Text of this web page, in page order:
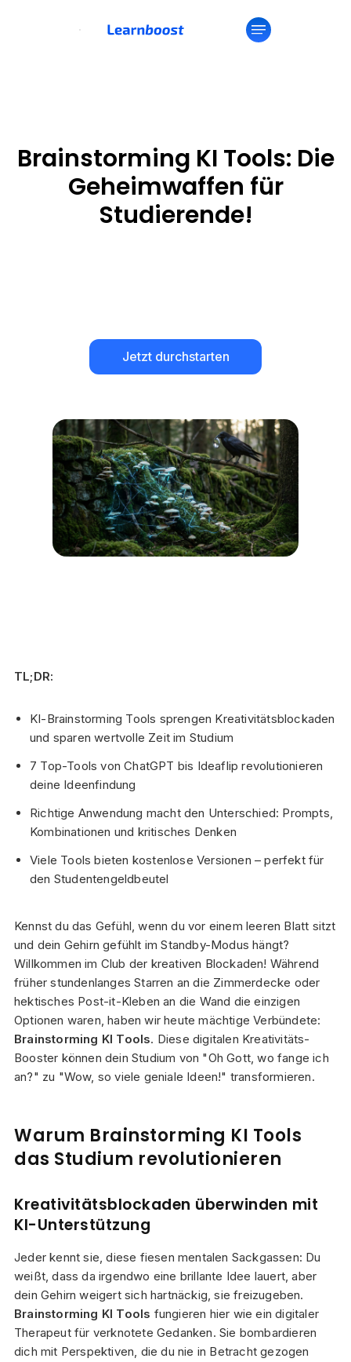
Brainstorming KI Tools: Die
Geheimwaffen für
Studierende!
Jetzt durchstarten
TL;DR:
KI-Brainstorming Tools sprengen Kreativitätsblockaden
und sparen wertvolle Zeit im Studium
7 Top-Tools von ChatGPT bis Ideaflip revolutionieren
deine Ideenfindung
Richtige Anwendung macht den Unterschied: Prompts,
Kombinationen und kritisches Denken
Viele Tools bieten kostenlose Versionen – perfekt für
den Studentengeldbeutel
Kennst du das Gefühl, wenn du vor einem leeren Blatt sitzt
und dein Gehirn gefühlt im Standby-Modus hängt?
Willkommen im Club der kreativen Blockaden! Während
früher stundenlanges Starren an die Zimmerdecke oder
hektisches Post-it-Kleben an die Wand die einzigen
Optionen waren, haben wir heute mächtige Verbündete:
Brainstorming KI Tools. Diese digitalen Kreativitäts-
Booster können dein Studium von "Oh Gott, wo fange ich
an?" zu "Wow, so viele geniale Ideen!" transformieren.
Warum Brainstorming KI Tools
das Studium revolutionieren
Kreativitätsblockaden überwinden mit
KI-Unterstützung
Jeder kennt sie, diese fiesen mentalen Sackgassen: Du
weißt, dass da irgendwo eine brillante Idee lauert, aber
dein Gehirn weigert sich hartnäckig, sie freizugeben.
Brainstorming KI Tools fungieren hier wie ein digitaler
Therapeut für verknotete Gedanken. Sie bombardieren
dich mit Perspektiven, die du nie in Betracht gezogen